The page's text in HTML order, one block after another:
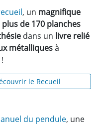
, un magnifique
de 170 planches
dans un livre relié
métalliquesà
le Recueil
du pendule, une